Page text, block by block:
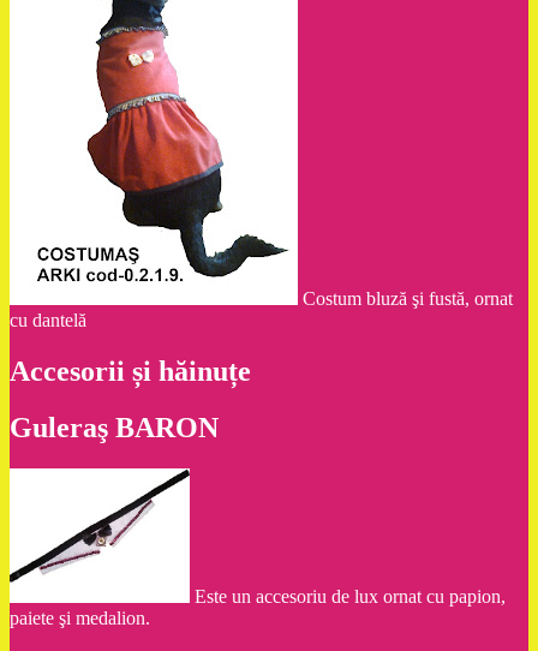
Costum bluză şi fustă, ornat
cu dantelă
Accesorii și hăinuțe
Guleraş BARON
Este un accesoriu de lux ornat cu papion,
paiete şi medalion.